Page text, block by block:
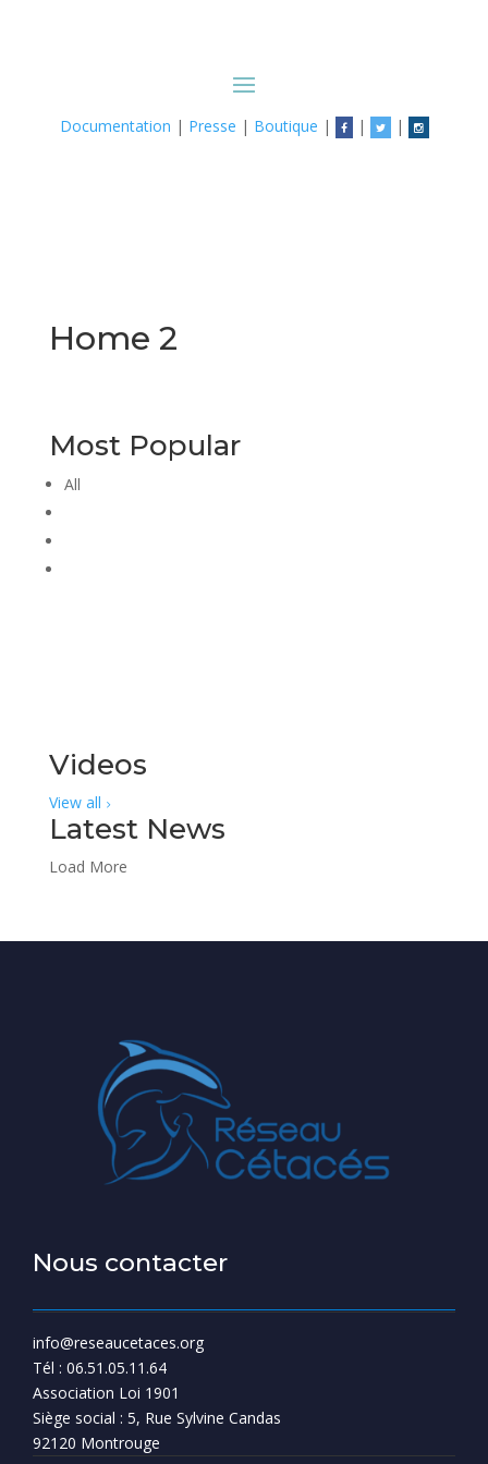
Documentation | Presse | Boutique | | |
Home 2
Most Popular
All
Videos
View all
Latest News
Load More
Nous contacter
info@reseaucetaces.org
Tél : 06.51.05.11.64
Association Loi 1901
Siège social : 5, Rue Sylvine Candas
92120 Montrouge